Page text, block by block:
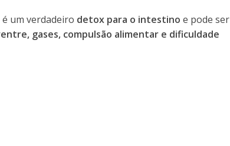
um verdadeiro detox para o intestino e pode ser
gases, compulsão alimentar e dificuldade